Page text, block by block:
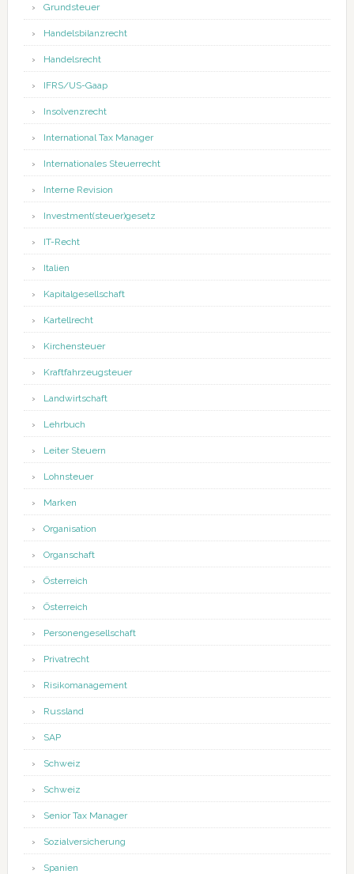
Grundsteuer
Handelsbilanzrecht
Handelsrecht
IFRS/US-Gaap
Insolvenzrecht
International Tax Manager
Internationales Steuerrecht
Interne Revision
Investment(steuer)gesetz
IT-Recht
Italien
Kapitalgesellschaft
Kartellrecht
Kirchensteuer
Kraftfahrzeugsteuer
Landwirtschaft
Lehrbuch
Leiter Steuern
Lohnsteuer
Marken
Organisation
Organschaft
Österreich
Österreich
Personengesellschaft
Privatrecht
Risikomanagement
Russland
SAP
Schweiz
Schweiz
Senior Tax Manager
Sozialversicherung
Spanien